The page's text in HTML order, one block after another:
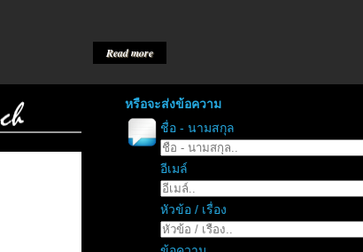
Read more
หรือจะส่งข้อความ
ชื่อ - นามสกุล
อีเมล์
หัวข้อ / เรื่อง